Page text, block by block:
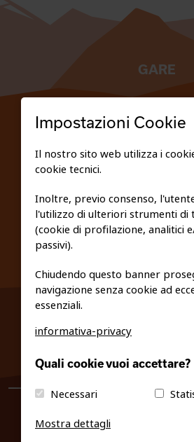
GARE
PRIVACY E
info@fiso.it|
Impostazioni Cookie
Il nostro sito web utilizza i
cookie tecnici.
Inoltre, previo consenso,
l'utilizzo di ulteriori strumenti di
(cookie di profilazione, analitici
passivi).
Chiudendo questo banner
navigazione senza cookie ad
essenziali.
informativa-privacy
Quali cookie vuoi accettare?
Necessari
Mostra dettagli